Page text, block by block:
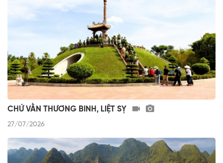
CHỨ VẰN THƯƠNG BINH, LIỆT SỴ
27/07/2026